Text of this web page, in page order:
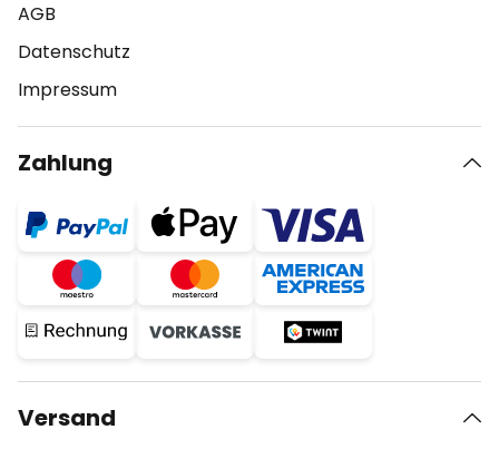
AGB
Datenschutz
Impressum
Zahlung
Versand